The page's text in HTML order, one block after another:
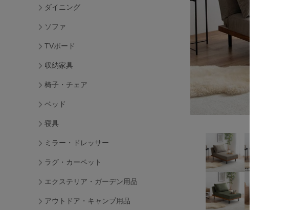
ダイニング
ソファ
TVボード
収納家具
椅子・チェア
ベッド
寝具
ミラー・ドレッサー
ラグ・カーペット
エクステリア・ガーデン用品
アウトドア・キャンプ用品